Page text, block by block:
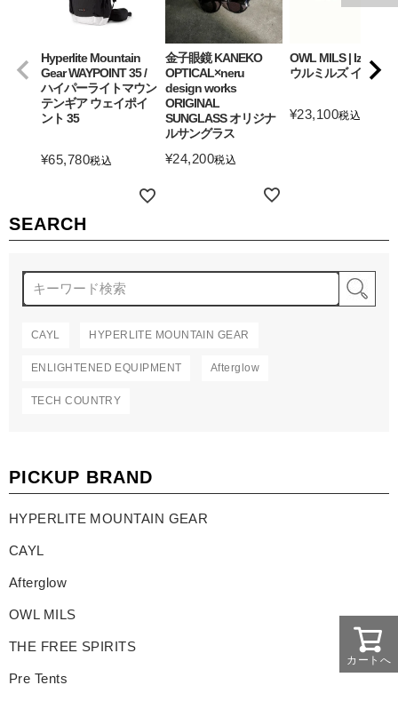
SEARCH
CAYL HYPERLITE MOUNTAIN GEAR
ENLIGHTENED EQUIPMENT Afterglow
TECH COUNTRY
PICKUP BRAND
HYPERLITE MOUNTAIN GEAR
CAYL
Afterglow
OWL MILS
THE FREE SPIRITS
Pre Tents
Hyperlite Mountain
Gear WAYPOINT 35 /
ハイパーライトマウン
テンギア ウェイポイ
ント 35
¥65,780税込
金子眼鏡 KANEKO
OPTICAL×neru
design works
ORIGINAL
SUNGLASS オリジナ
ルサングラス
¥24,200税込
OWL MILS | Izanagi
ウルミルズ イザナギ
¥23,100税込
カートへ